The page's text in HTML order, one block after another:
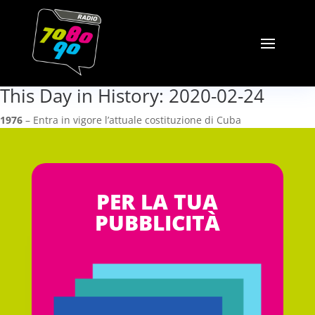
This Day in History: 2020-02-24
1976 – Entra in vigore l’attuale costituzione di Cuba
PER LA TUA
PUBBLICITÀ